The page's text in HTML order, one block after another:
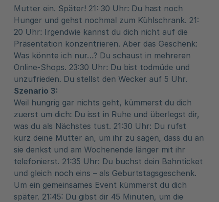
Mutter ein. Später! 21: 30 Uhr: Du hast noch
Hunger und gehst nochmal zum Kühlschrank. 21:
20 Uhr: Irgendwie kannst du dich nicht auf die
Präsentation konzentrieren. Aber das Geschenk:
Was könnte ich nur…? Du schaust in mehreren
Online-Shops. 23:30 Uhr: Du bist todmüde und
unzufrieden. Du stellst den Wecker auf 5 Uhr.
Szenario 3:
Weil hungrig gar nichts geht, kümmerst du dich
zuerst um dich: Du isst in Ruhe und überlegst dir,
was du als Nächstes tust. 21:30 Uhr: Du rufst
kurz deine Mutter an, um ihr zu sagen, dass du an
sie denkst und am Wochenende länger mit ihr
telefonierst. 21:35 Uhr: Du buchst dein Bahnticket
und gleich noch eins – als Geburtstagsgeschenk.
Um ein gemeinsames Event kümmerst du dich
später. 21:45: Du gibst dir 45 Minuten, um die